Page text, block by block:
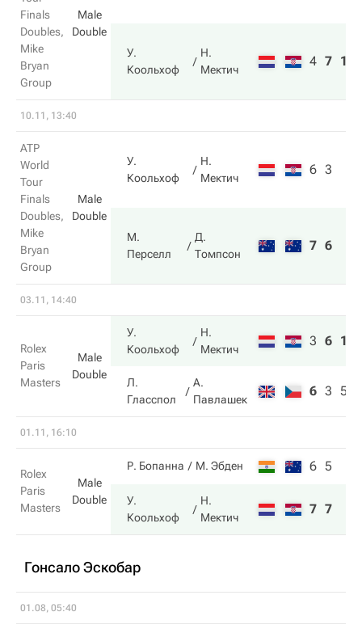
Finals
Doubles,
Mike
Bryan
Group
Male
Double
У.
Коольхоф
Н.
Мектич
4 7 10
10.11, 13:40
ATP
World
Tour
Finals
Doubles,
Mike
Bryan
Group
Male
Double
У.
Коольхоф
Н.
Мектич
6 3
М.
Перселл
Д.
Томпсон
7 6
03.11, 14:40
Rolex
Paris
Masters
Male
Double
У.
Коольхоф
Н.
Мектич
3 6 10
Л.
Гласспол
А.
Павлашек
6 3 5
01.11, 16:10
Rolex
Paris
Masters
Male
Double
Р. Бопанна М. Эбден 6 5
У.
Коольхоф
Н.
Мектич
7 7
Гонсало Эскобар
01.08, 05:40